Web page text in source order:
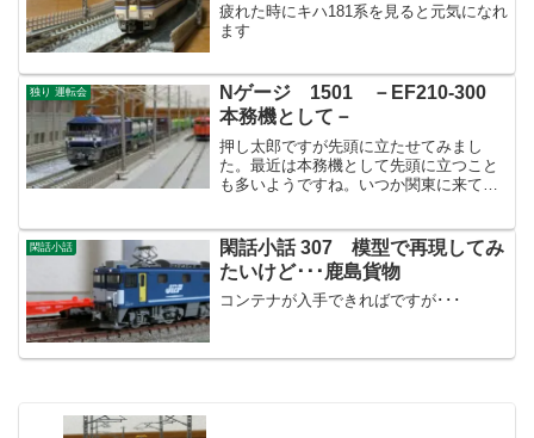
疲れた時にキハ181系を見ると元気になれ
ます
独り 運転会
Nゲージ 1501 －EF210-300
本務機として－
押し太郎ですが先頭に立たせてみまし
た。最近は本務機として先頭に立つこと
も多いようですね。いつか関東に来てく
閑話小話
閑話小話 307 模型で再現してみ
たいけど･･･鹿島貨物
コンテナが入手できればですが･･･